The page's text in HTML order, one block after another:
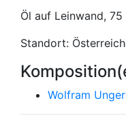
Öl auf Leinwand,
Standort:
Wolfram Unger